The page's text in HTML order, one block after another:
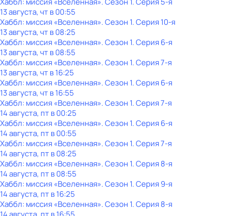
13 августа, чт в 00:55
Хаббл: миссия «Вселенная». Сезон 1. Серия 10-я
13 августа, чт в 08:25
Хаббл: миссия «Вселенная». Сезон 1. Серия 6-я
13 августа, чт в 08:55
Хаббл: миссия «Вселенная». Сезон 1. Серия 7-я
13 августа, чт в 16:25
Хаббл: миссия «Вселенная». Сезон 1. Серия 6-я
13 августа, чт в 16:55
Хаббл: миссия «Вселенная». Сезон 1. Серия 7-я
14 августа, пт в 00:25
Хаббл: миссия «Вселенная». Сезон 1. Серия 6-я
14 августа, пт в 00:55
Хаббл: миссия «Вселенная». Сезон 1. Серия 7-я
14 августа, пт в 08:25
Хаббл: миссия «Вселенная». Сезон 1. Серия 8-я
14 августа, пт в 08:55
Хаббл: миссия «Вселенная». Сезон 1. Серия 9-я
14 августа, пт в 16:25
Хаббл: миссия «Вселенная». Сезон 1. Серия 8-я